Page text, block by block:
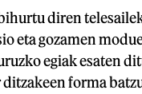
diren
eta gozamen
egiak esaten
forma